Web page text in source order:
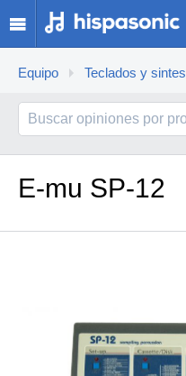
Equipo Teclados y sintes
E-mu SP-12